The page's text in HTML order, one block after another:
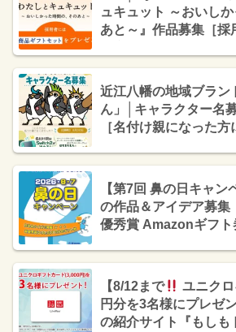
ュキュット ～おいし
あと～』作品募集［採
近江八幡の地域ブラン
ん」│キャラクター名
［名付け親になった方
【第7回 鼻の日キャン
の作品＆アイデア募集
優秀賞 Amazonギフト
【8/12まで
ユニク
円分を3名様にプレゼ
の紹介サイト『もしも